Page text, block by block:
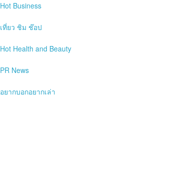
Hot Business
เที่ยว ชิม ช๊อป
Hot Health and Beauty
PR News
อยากบอกอยากเล่า